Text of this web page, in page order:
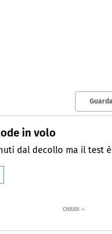
in volo
dal decollo ma il test